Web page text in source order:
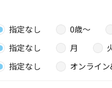
指定なし 0歳〜
指定なし 月
指定なし オンライ